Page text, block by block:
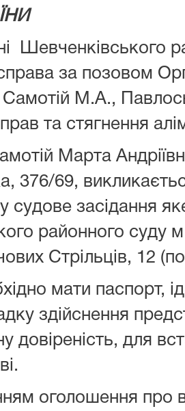
Шевченківського
за позовом
М.А.,
та стягнення
Марта
376/69,
у судове засідання
районного суду
Стрільців, 12
мати паспорт,
здійснення
довіреність, для
оголошення про